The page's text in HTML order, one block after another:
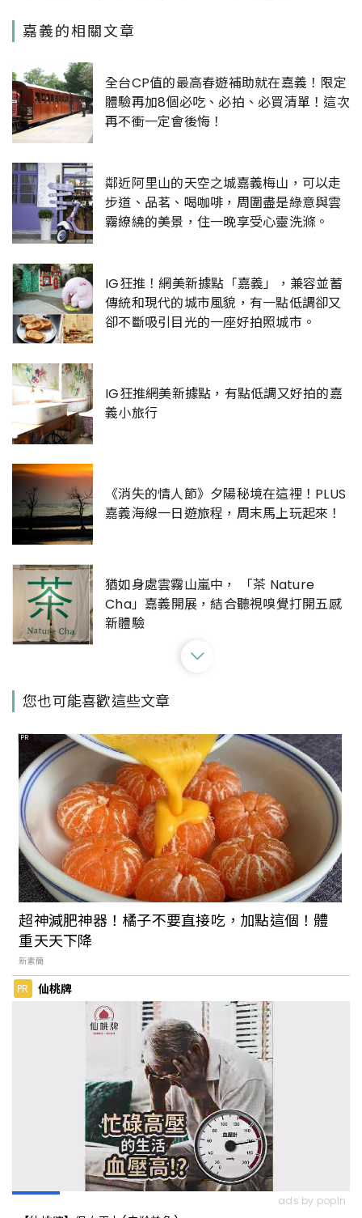
嘉義的相關文章
全台CP值的最高春遊補助就在嘉義！限定
體驗再加8個必吃、必拍、必買清單！這次
再不衝一定會後悔！
鄰近阿里山的天空之城嘉義梅山，可以走
步道、品茗、喝咖啡，周圍盡是綠意與雲
霧繚繞的美景，住一晚享受心靈洗滌。
IG狂推！網美新據點「嘉義」，兼容並蓄
傳統和現代的城市風貌，有一點低調卻又
卻不斷吸引目光的一座好拍照城市。
IG狂推網美新據點，有點低調又好拍的嘉
義小旅行
《消失的情人節》夕陽秘境在這裡！PLUS
嘉義海線一日遊旅程，周末馬上玩起來！
猶如身處雲霧山嵐中， 「茶 Nature
Cha」嘉義開展，結合聽視嗅覺打開五感
新體驗
單：「台版奈良」餵梅花鹿、絕美山景咖
隱身嘉義民宅的風格店鋪5選：木更咖啡、
桃城豆花，從小細節看見嘉義人對生活美
學的想像與實踐
老嘉義人記憶中的熱鬧街道：透過《二通
時光奇遇記》系列活動，用最深入的方式
感受嘉義「二通」的歷史之美
畫》用在地人的視角訴說故事，打造嘉義
深度旅遊新指標
捨棄使用除草劑的嘉義筍農：爲保護台灣
特有種「諸羅樹蛙」與推動生態旅遊而努
力
藝術家眼中的嘉義是什麼模樣？專訪「嘉
市體」設計師曾國榕：嘉義瀰漫一股人文
您也可能喜歡這些文章
PR
超神減肥神器！橘子不要直接吃，加點這個！體
重天天下降
新素簡
PR 仙桃牌
ads by popIn